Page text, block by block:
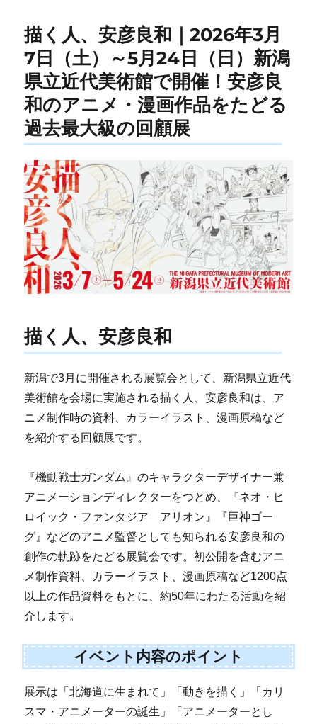
描く人、安彦良和｜2026年3月
7日（土）～5月24日（日）新潟
県立近代美術館で開催！安彦良
和のアニメ・漫画作品をたどる
過去最大級の回顧展
描く人、安彦良和
新潟で3月に開催される展覧会として、新潟県立近代
美術館を会場に実施される描く人、安彦良和は、ア
ニメ制作時の資料、カラーイラスト、漫画原稿など
を紹介する回顧展です。
『機動戦士ガンダム』のキャラクターデザイナー兼
アニメーションディレクターをつとめ、『ネオ・ヒ
ロイック・ファンタジア アリオン』『巨神ゴー
グ』などのアニメ監督としても知られる安彦良和の
創作の軌跡をたどる展覧会です。初公開を含むアニ
メ制作資料、カラーイラスト、漫画原稿など1200点
以上の作品資料をもとに、約50年にわたる活動を紹
介します。
イベント内容のポイント
展示は「北海道に生まれて」「動きを描く」「カリ
スマ・アニメーターの誕生」「アニメーターとし